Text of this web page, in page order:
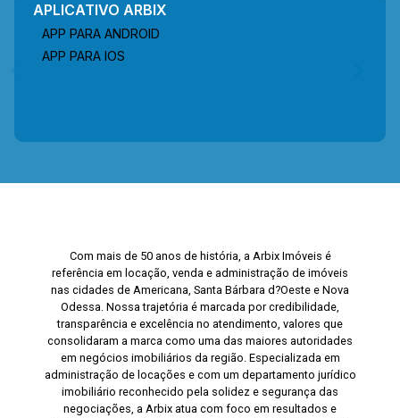
APLICATIVO ARBIX
APP PARA ANDROID
APP PARA IOS
Com mais de 50 anos de história, a Arbix Imóveis é
referência em locação, venda e administração de imóveis
nas cidades de Americana, Santa Bárbara d?Oeste e Nova
Odessa. Nossa trajetória é marcada por credibilidade,
transparência e excelência no atendimento, valores que
consolidaram a marca como uma das maiores autoridades
em negócios imobiliários da região. Especializada em
administração de locações e com um departamento jurídico
imobiliário reconhecido pela solidez e segurança das
negociações, a Arbix atua com foco em resultados e